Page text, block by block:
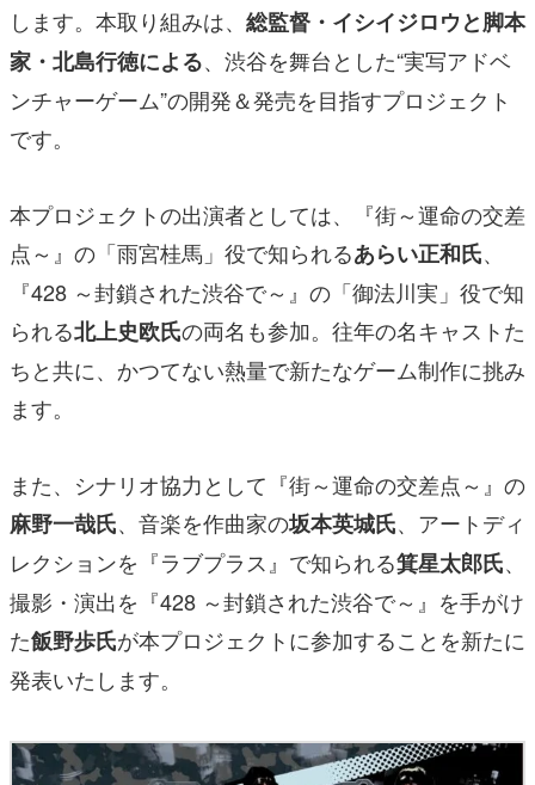
します。本取り組みは、 総監督・イシイジロウと脚本
家・北島行徳による、渋谷を舞台とした“実写アドベ
ンチャーゲーム”の開発＆発売を目指すプロジェクト
です。
本プロジェクトの出演者としては、『街～運命の交差
点～』の「雨宮桂馬」役で知られるあらい正和氏、
『428 ～封鎖された渋谷で～』の「御法川実」役で知
られる北上史欧氏の両名も参加。往年の名キャストた
ちと共に、かつてない熱量で新たなゲーム制作に挑み
ます。
また、シナリオ協力として『街～運命の交差点～』の
麻野一哉氏、音楽を作曲家の坂本英城氏、アートディ
レクションを『ラブプラス』で知られる箕星太郎氏、
撮影・演出を『428 ～封鎖された渋谷で～』を手がけ
た飯野歩氏が本プロジェクトに参加することを新たに
発表いたします。